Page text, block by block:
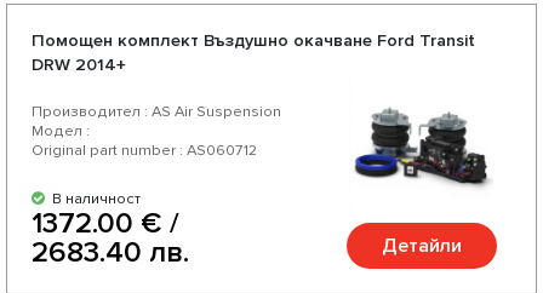
Помощен комплект Въздушно окачване Ford Transit
DRW 2014+
Производител : AS Air Suspension
Модел :
Original part number : AS060712
В наличност
1372.00 € /
2683.40 лв.
Детайли